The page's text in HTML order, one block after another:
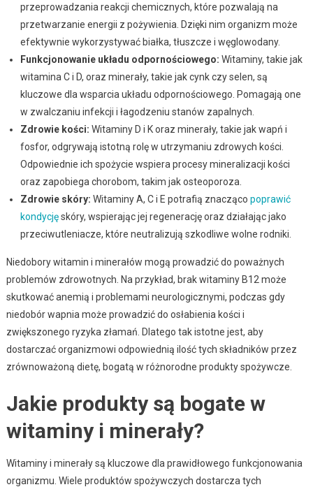
przeprowadzania reakcji chemicznych, które pozwalają na
przetwarzanie energii z pożywienia. Dzięki nim organizm może
efektywnie wykorzystywać białka, tłuszcze i węglowodany.
Funkcjonowanie układu odpornościowego: Witaminy, takie jak
witamina C i D, oraz minerały, takie jak cynk czy selen, są
kluczowe dla wsparcia układu odpornościowego. Pomagają one
w zwalczaniu infekcji i łagodzeniu stanów zapalnych.
Zdrowie kości: Witaminy D i K oraz minerały, takie jak wapń i
fosfor, odgrywają istotną rolę w utrzymaniu zdrowych kości.
Odpowiednie ich spożycie wspiera procesy mineralizacji kości
oraz zapobiega chorobom, takim jak osteoporoza.
Zdrowie skóry: Witaminy A, C i E potrafią znacząco poprawić
kondycjęskóry, wspierając jej regenerację oraz działając jako
przeciwutleniacze, które neutralizują szkodliwe wolne rodniki.
Niedobory witamin i minerałów mogą prowadzić do poważnych
problemów zdrowotnych. Na przykład, brak witaminy B12 może
skutkować anemią i problemami neurologicznymi, podczas gdy
niedobór wapnia może prowadzić do osłabienia kości i
zwiększonego ryzyka złamań. Dlatego tak istotne jest, aby
dostarczać organizmowi odpowiednią ilość tych składników przez
zrównoważoną dietę, bogatą w różnorodne produkty spożywcze.
Jakie produkty są bogate w
witaminy i minerały?
Witaminy i minerały są kluczowe dla prawidłowego funkcjonowania
organizmu. Wiele produktów spożywczych dostarcza tych